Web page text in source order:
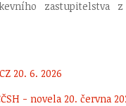
zastupitelstva
20. 6. 2026
- novela 20. června